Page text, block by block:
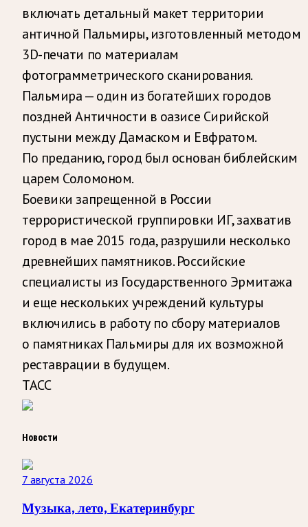
включать детальный макет территории
античной Пальмиры, изготовленный методом
3D-печати по материалам
фотограмметрического сканирования.
Пальмира — один из богатейших городов
поздней Античности в оазисе Сирийской
пустыни между Дамаском и Евфратом.
По преданию, город был основан библейским
царем Соломоном.
Боевики запрещенной в России
террористической группировки ИГ, захватив
город в мае 2015 года, разрушили несколько
древнейших памятников. Российские
специалисты из Государственного Эрмитажа
и еще нескольких учреждений культуры
включились в работу по сбору материалов
о памятниках Пальмиры для их возможной
реставрации в будущем.
ТАСС
Новости
7 августа 2026
Музыка, лето, Екатеринбург